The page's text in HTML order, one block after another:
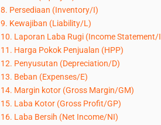
8. Persediaan (Inventory/I)
9. Kewajiban (Liability/L)
10. Laporan Laba Rugi (Income Statement/
11. Harga Pokok Penjualan (HPP)
12. Penyusutan (Depreciation/D)
13. Beban (Expenses/E)
14. Margin kotor (Gross Margin/GM)
15. Laba Kotor (Gross Profit/GP)
16. Laba Bersih (Net Income/NI)